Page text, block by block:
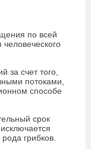
по всей
человеческого
за счет того,
потоками,
способе
срок
грибков.